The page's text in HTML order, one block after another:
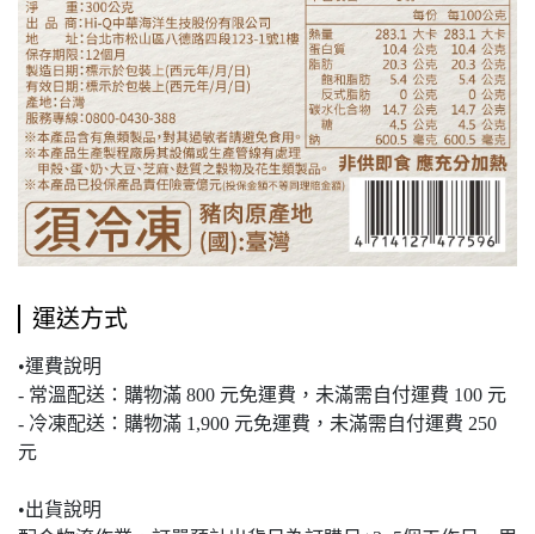
運送方式
•運費說明
- 常溫配送：購物滿 800 元免運費，未滿需自付運費 100 元
- 冷凍配送：購物滿 1,900 元免運費，未滿需自付運費 250
元
•出貨說明